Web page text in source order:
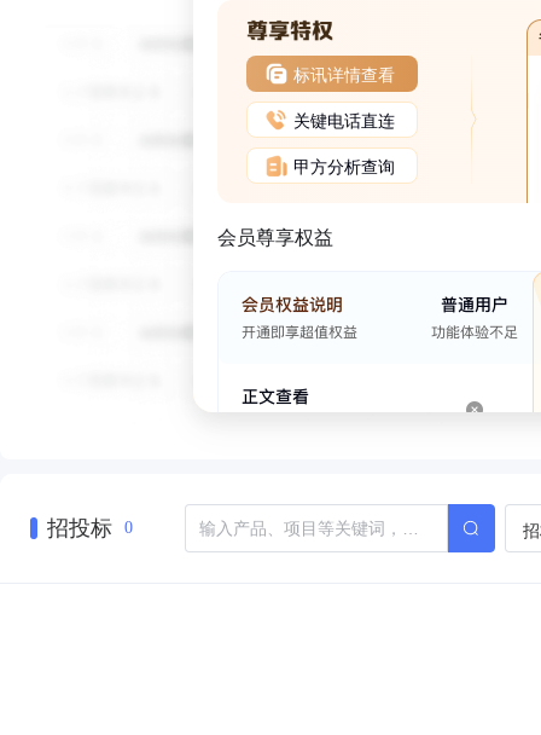
标讯详情查看
关键电话直连
甲方分析查询
会员尊享权益
招投标 0